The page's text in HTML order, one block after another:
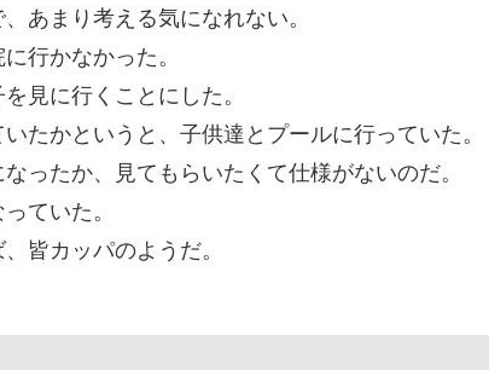
あまり考える気になれない。
行かなかった。
見に行くことにした。
たかというと、子供達とプールに行っていた。
ったか、見てもらいたくて仕様がないのだ。
ていた。
皆カッパのようだ。